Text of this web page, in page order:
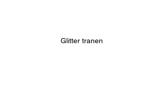
Glitter tranen